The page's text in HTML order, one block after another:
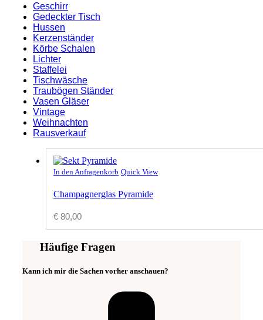
Geschirr
Gedeckter Tisch
Hussen
Kerzenständer
Körbe Schalen
Lichter
Staffelei
Tischwäsche
Traubögen Ständer
Vasen Gläser
Vintage
Weihnachten
Rausverkauf
In den Anfragenkorb Quick View
Champagnerglas Pyramide
€ 80,00
Häufige Fragen
Kann ich mir die Sachen vorher anschauen?